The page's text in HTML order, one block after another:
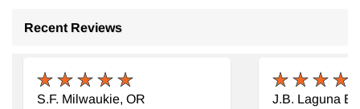
Recent Reviews
S.F. Milwaukie, OR J.B. Laguna